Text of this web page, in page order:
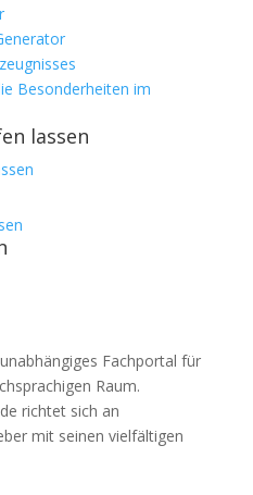
Besonderheiten im
lassen
Fachportal für
Raum.
richtet sich an
mit seinen vielfältigen